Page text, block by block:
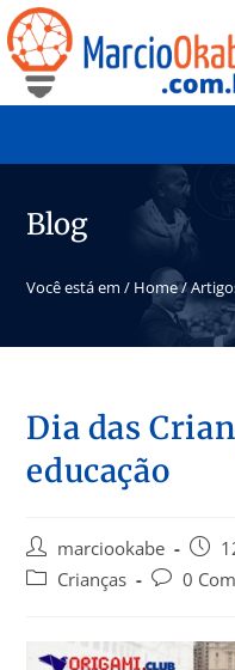
Blog
Você está em / Home/
Dia das
educação
marciookabe
Crianças
0